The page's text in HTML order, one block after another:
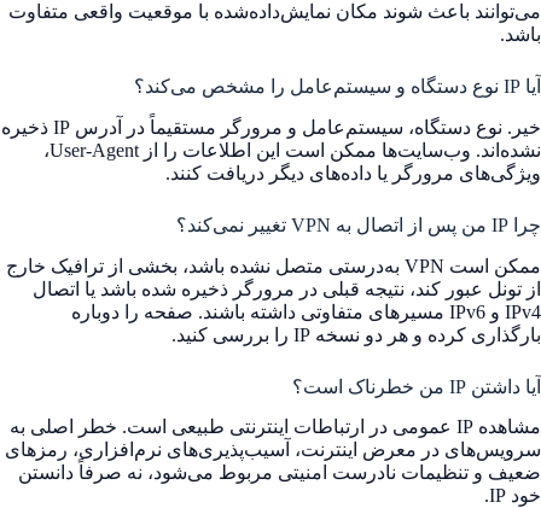
می‌توانند باعث شوند مکان نمایش‌داده‌شده با موقعیت واقعی متفاوت
باشد.
آیا IP نوع دستگاه و سیستم‌عامل را مشخص می‌کند؟
خیر. نوع دستگاه، سیستم‌عامل و مرورگر مستقیماً در آدرس IP ذخیره
نشده‌اند. وب‌سایت‌ها ممکن است این اطلاعات را از User-Agent،
ویژگی‌های مرورگر یا داده‌های دیگر دریافت کنند.
چرا IP من پس از اتصال به VPN تغییر نمی‌کند؟
ممکن است VPN به‌درستی متصل نشده باشد، بخشی از ترافیک خارج
از تونل عبور کند، نتیجه قبلی در مرورگر ذخیره شده باشد یا اتصال
IPv4 و IPv6 مسیرهای متفاوتی داشته باشند. صفحه را دوباره
بارگذاری کرده و هر دو نسخه IP را بررسی کنید.
آیا داشتن IP من خطرناک است؟
مشاهده IP عمومی در ارتباطات اینترنتی طبیعی است. خطر اصلی به
سرویس‌های در معرض اینترنت، آسیب‌پذیری‌های نرم‌افزاری، رمزهای
ضعیف و تنظیمات نادرست امنیتی مربوط می‌شود، نه صرفاً دانستن
خود IP.